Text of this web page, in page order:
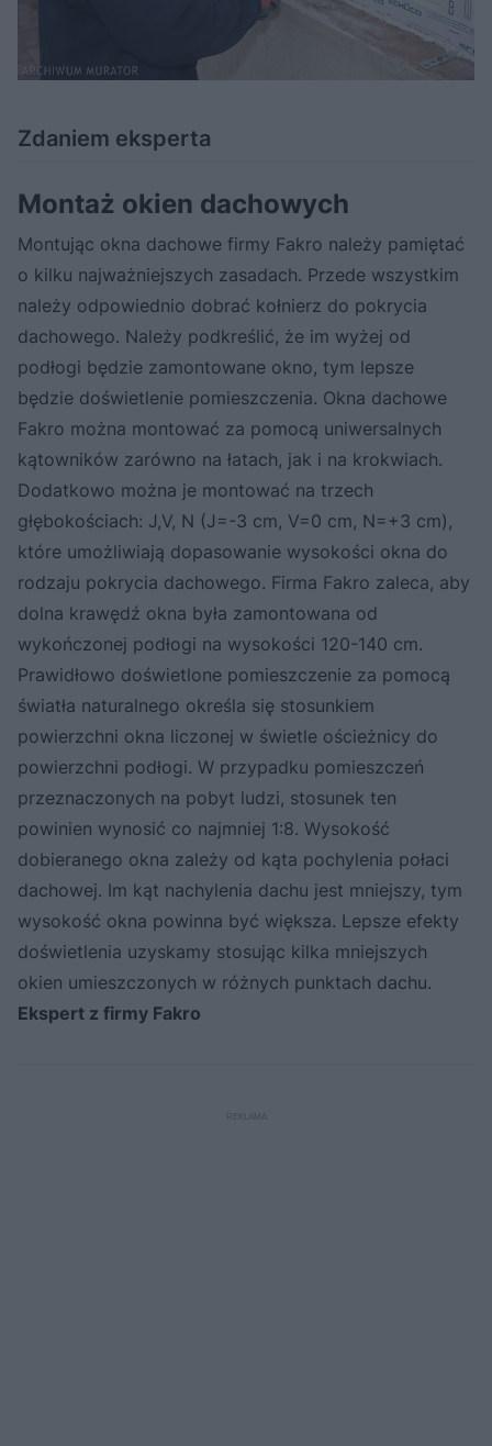
Zdaniem eksperta
Montaż okien dachowych
Montując okna dachowe firmy Fakro należy pamiętać
o kilku najważniejszych zasadach. Przede wszystkim
należy odpowiednio dobrać kołnierz do pokrycia
dachowego. Należy podkreślić, że im wyżej od
podłogi będzie zamontowane okno, tym lepsze
będzie doświetlenie pomieszczenia. Okna dachowe
Fakro można montować za pomocą uniwersalnych
kątowników zarówno na łatach, jak i na krokwiach.
Dodatkowo można je montować na trzech
głębokościach: J,V, N (J=-3 cm, V=0 cm, N=+3 cm),
które umożliwiają dopasowanie wysokości okna do
rodzaju pokrycia dachowego. Firma Fakro zaleca, aby
dolna krawędź okna była zamontowana od
wykończonej podłogi na wysokości 120-140 cm.
Prawidłowo doświetlone pomieszczenie za pomocą
światła naturalnego określa się stosunkiem
powierzchni okna liczonej w świetle ościeżnicy do
powierzchni podłogi. W przypadku pomieszczeń
przeznaczonych na pobyt ludzi, stosunek ten
powinien wynosić co najmniej 1:8. Wysokość
dobieranego okna zależy od kąta pochylenia połaci
dachowej. Im kąt nachylenia dachu jest mniejszy, tym
wysokość okna powinna być większa. Lepsze efekty
doświetlenia uzyskamy stosując kilka mniejszych
okien umieszczonych w różnych punktach dachu.
Ekspert z firmy Fakro